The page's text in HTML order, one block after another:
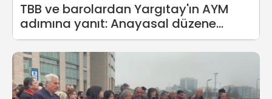
TBB ve barolardan Yargıtay'ın AYM
adımına yanıt: Anayasal düzene
başkaldırı